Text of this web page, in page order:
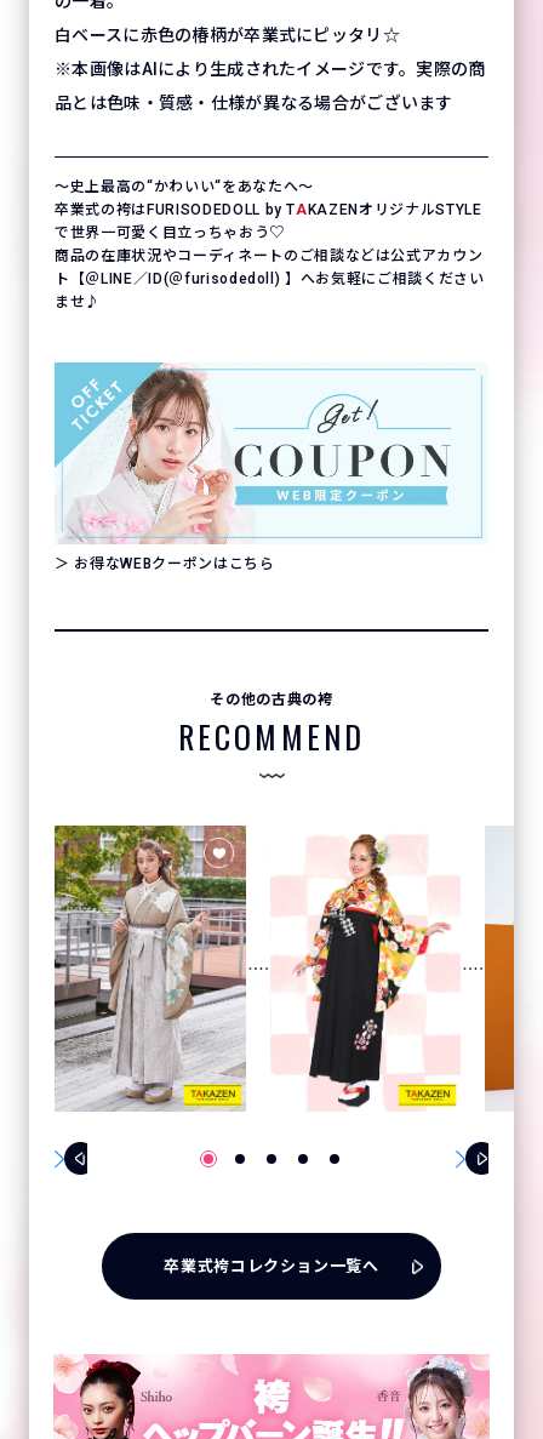
白ベースに赤色の椿柄が卒業式にピッタリ☆
※本画像はAIにより生成されたイメージです。実際の商
品とは色味・質感・仕様が異なる場合がございます
〜史上最高の“かわいい“をあなたへ〜
卒業式の袴はFURISODEDOLL by TA KAZENオリジナルSTYLE
で世界一可愛く目立っちゃおう♡
商品の在庫状況やコーディネートのご相談などは公式アカウン
ト【＠LINE／ID(＠furisodedoll) 】へお気軽にご相談ください
ませ♪
＞ お得なWEBクーポンはこちら
その他の古典の袴
RECOMMEND
卒業式袴コレクション一覧へ